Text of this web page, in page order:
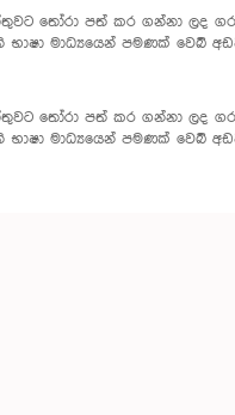
තෝරා පත් කර ගන්නා ලද
භාෂා මාධ්‍යයෙන් පමණක් වෙබ්
තෝරා පත් කර ගන්නා ලද
භාෂා මාධ්‍යයෙන් පමණක් වෙබ්